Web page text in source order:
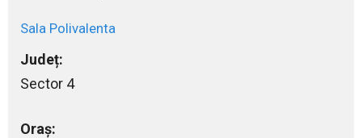
Sala Polivalenta
Județ:
Sector 4
Oraș: